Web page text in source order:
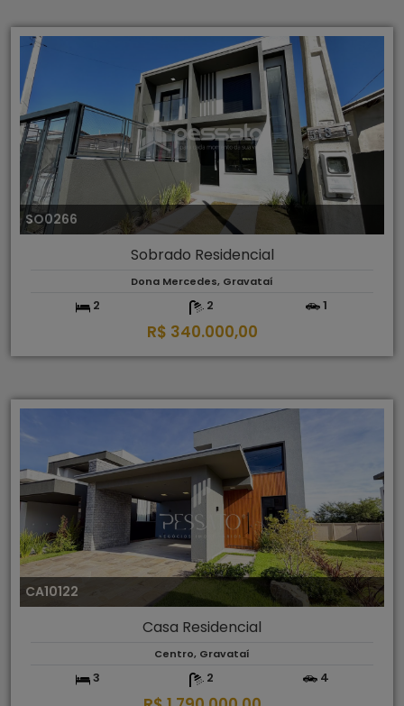
SO0266
Sobrado Residencial
Dona Mercedes, Gravataí
2 2 1
R$ 340.000,00
CA10122
Casa Residencial
Centro, Gravataí
3 2 4